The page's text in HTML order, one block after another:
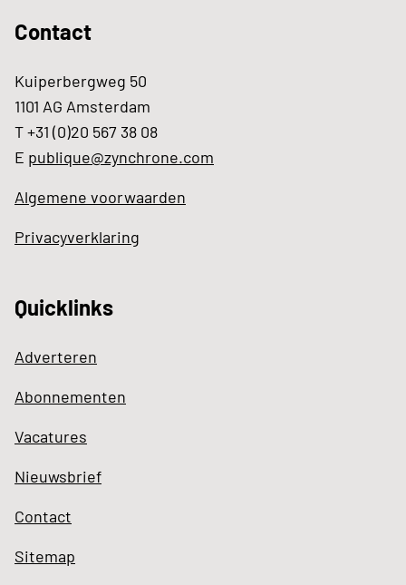
Contact
Kuiperbergweg 50
1101 AG Amsterdam
T +31 (0)20 567 38 08
E publique@zynchrone.com
Algemene voorwaarden
Privacyverklaring
Quicklinks
Adverteren
Abonnementen
Vacatures
Nieuwsbrief
Contact
Sitemap